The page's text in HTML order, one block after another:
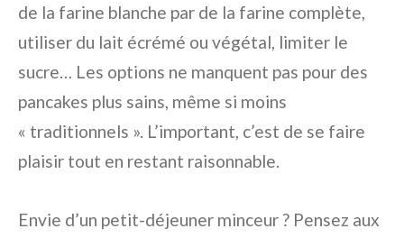
de la farine blanche par de la farine complète,
utiliser du lait écrémé ou végétal, limiter le
sucre… Les options ne manquent pas pour des
pancakes plus sains, même si moins
« traditionnels ». L’important, c’est de se faire
plaisir tout en restant raisonnable.
Envie d’un petit-déjeuner minceur ? Pensez aux